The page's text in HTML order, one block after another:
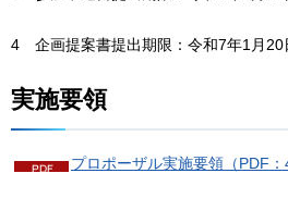
4 企画提案書提出期限：令和7年1月
実施要領
プロポーザル実施要領（PDF：